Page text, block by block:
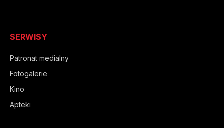
SERWISY
Patronat medialny
Fotogalerie
Kino
Apteki